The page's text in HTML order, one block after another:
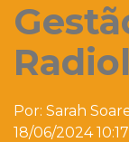
Por: Sarah
18/06/2024 10:17